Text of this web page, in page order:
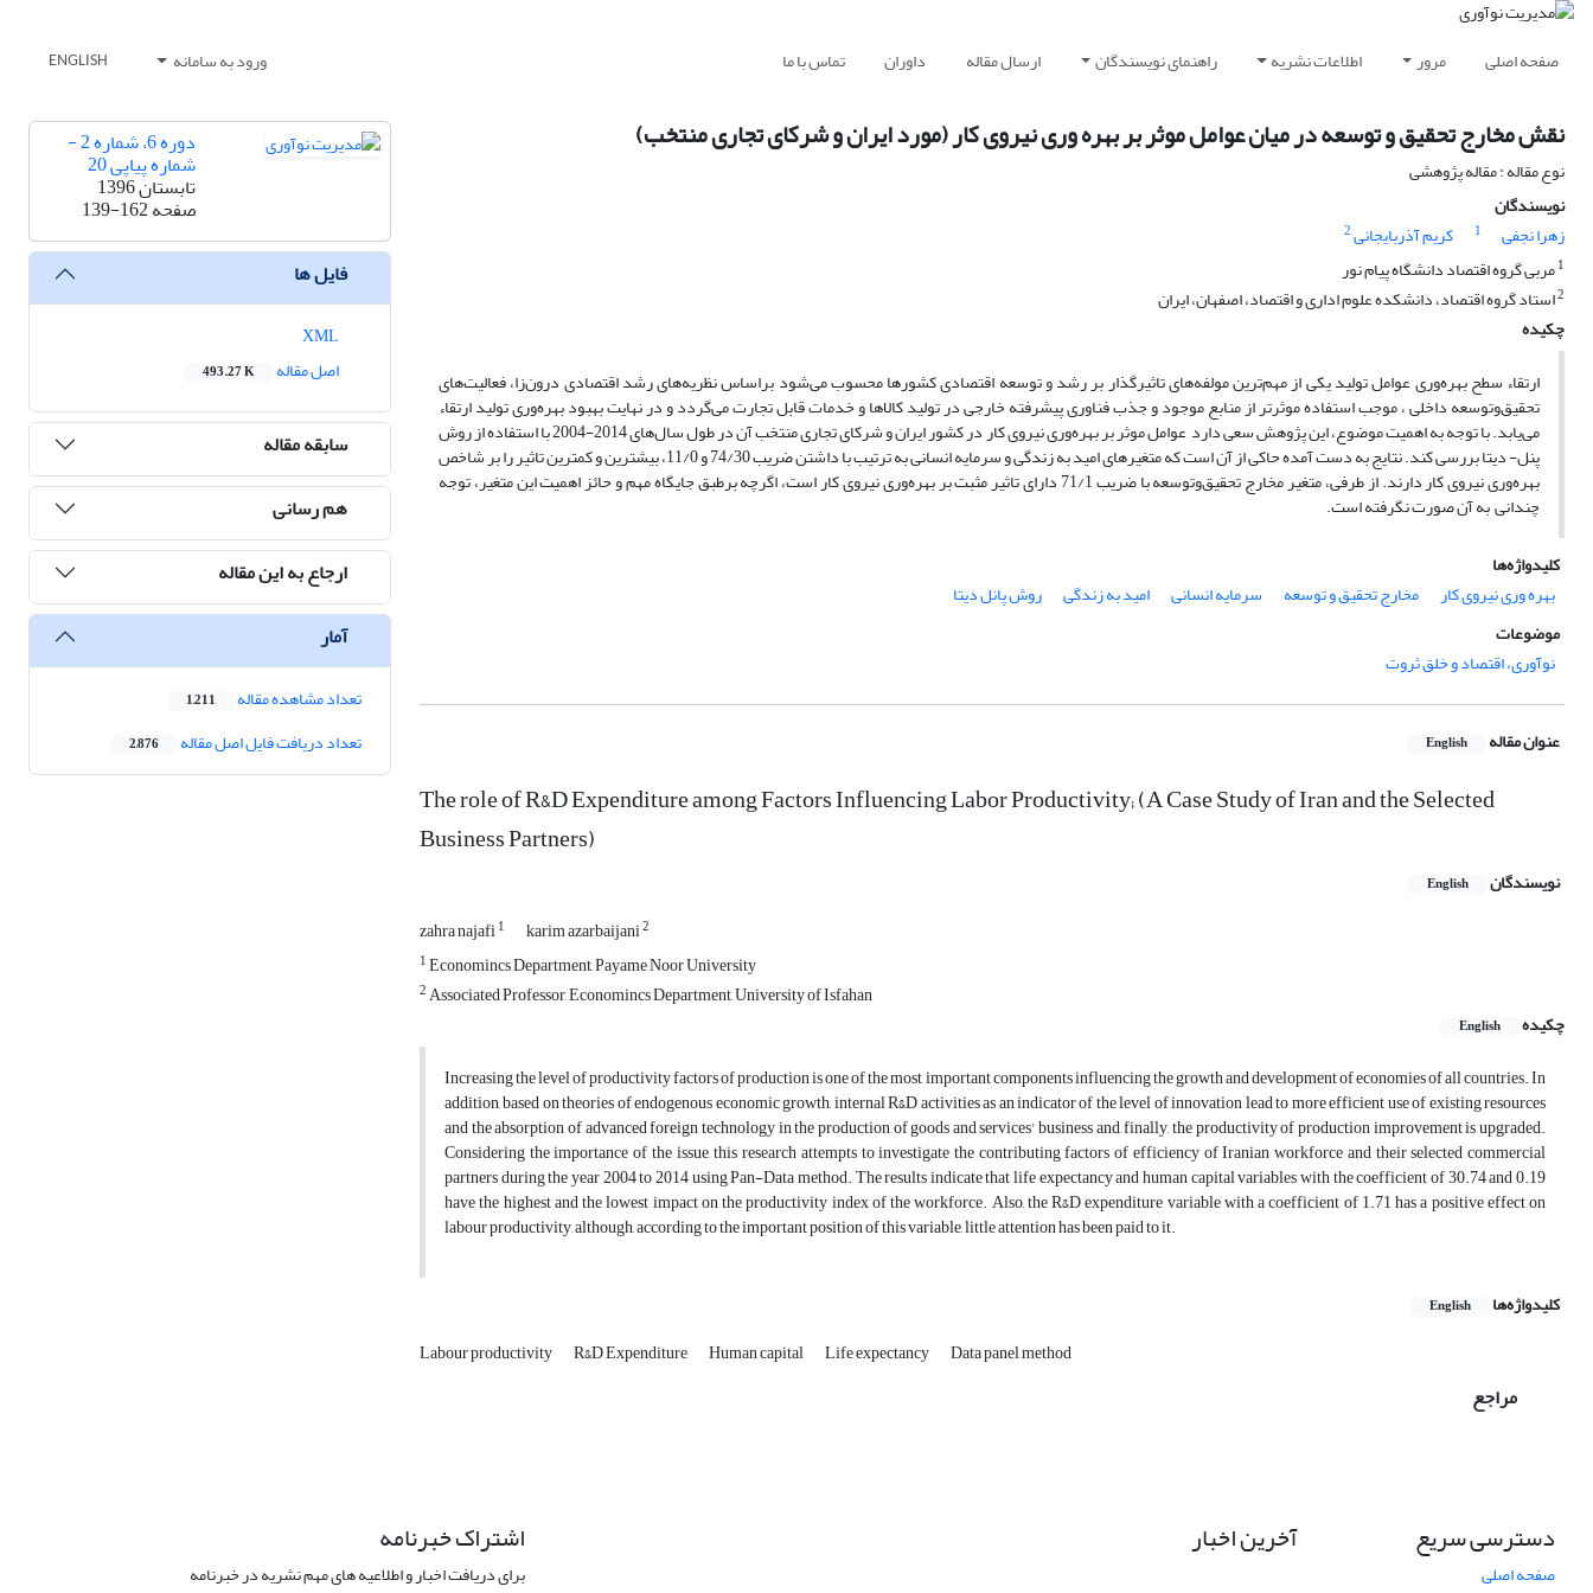
صفحه اصلی مرور اطلاعات نشریه راهنمای نویسندگان ارسال مقاله داوران تماس با ما ورود به سامانه ENGLISH
نقش مخارج تحقیق و توسعه در میان عوامل موثر بر بهره وری نیروی کار (مورد ایران و شرکای تجاری منتخب)
نوع مقاله : مقاله پژوهشی
نویسندگان
زهرا نجفی
1 کریم آذربایجانی2
1مربی گروه اقتصاد دانشگاه پیام نور
2استاد گروه اقتصاد، دانشکده علوم اداری و اقتصاد، اصفهان، ایران
چکیده
ارتقاء سطح بهرهوری عوامل تولید یکی از مهمترین مولفههای تاثیرگذار بر رشد و توسعه اقتصادی کشورها محسوب میشود براساس نظریههای رشد اقتصادی درونزا، فعالیتهای
تحقیقوتوسعه داخلی ، موجب استفاده موثرتر از منابع موجود و جذب فناوری پیشرفته خارجی در تولید کالاها و خدمات قابل تجارت میگردد و در نهایت بهبود بهرهوری تولید ارتقاء
مییابد. با توجه به اهمیت موضوع، این پژوهش سعی دارد عوامل موثر بر بهرهوری نیروی کار در کشور ایران و شرکای تجاری منتخب آن در طول سال های 2014-2004 با استفاده از روش
پنل- دیتا بررسی کند. نتایج به دست آمده حاکی از آن است که متغیرهای امید به زندگی و سرمایه انسانی به ترتیب با داشتن ضریب 74/30 و 11/0، بیشترین و کمترین تاثیر را بر شاخص
بهرهوری نیروی کار دارند. از طرفی، متغیر مخارج تحقیقوتوسعه با ضریب 71/1 دارای تاثیر مثبت بر بهره وری نیروی کار است، اگرچه برطبق جایگاه مهم و حائز اهمیت این متغیر، توجه
چندانی به آن صورت نگرفته است.
کلیدواژه‌ها
بهره وری نیروی کار
مخارج تحقیق و توسعه سرمایه انسانی امید به زندگی
روش پانل دیتا
موضوعات
نوآوری، اقتصاد و خلق ثروت
عنوان مقاله English
The role of R&D Expenditure among Factors Influencing Labor Productivity; (A Case Study of Iran and the Selected
Business Partners)
نویسندگان English
zahra najafi1 karim azarbaijani2
1Economincs Department, Payame Noor University
2Associated Professor, Economincs Department, University of Isfahan
چکیده
English
Increasing the level of productivity factors of production is one of the most important components influencing the growth and development of economies of all countries. In
addition, based on theories of endogenous economic growth, internal R&D activities as an indicator of the level of innovation lead to more efficient use of existing resources
and the absorption of advanced foreign technology in the production of goods and services' business and, finally, the productivity of production improvement is upgraded.
Considering the importance of the issue, this research attempts to investigate the contributing factors of efficiency of Iranian workforce and their selected commercial
partners during the year 2004 to 2014 using Pan-Data method. The results indicate that life expectancy and human capital variables with the coefficient of 30.74 and 0.19
have the highest and the lowest impact on the productivity index of the workforce. Also, the R&D expenditure variable with a coefficient of 1.71 has a positive effect on
labour productivity, although, according to the important position of this variable, little attention has been paid to it.
کلیدواژه‌ها English
Labour productivity R&D Expenditure Human capital Life expectancy Data panel method
مراجع
دوره 6، شماره 2 -
شماره پیاپی 20
تابستان 1396
صفحه139-162
فایل ها
اصل مقاله
493.27 K
سابقه مقاله
هم رسانی
ارجاع به این مقاله
آمار
تعداد مشاهده مقاله 1,211
تعداد دریافت فایل اصل مقاله 2,876
دسترسی سریع
صفحه اصلی
آخرین اخبار اشتراک خبرنامه
برای دریافت اخبار و اطلاعیه های مهم نشریه در خبرنامه